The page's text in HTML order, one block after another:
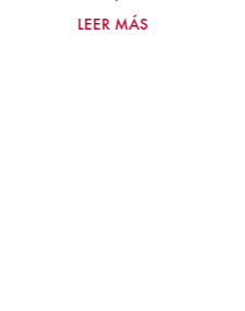
LEER MÁS